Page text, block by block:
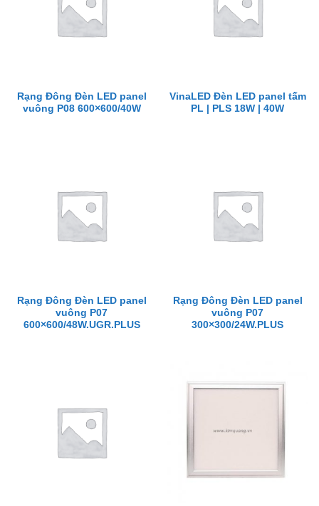
Rạng Đông Đèn LED panel
vuông P08 600×600/40W
VinaLED Đèn LED panel tấm
PL | PLS 18W | 40W
Rạng Đông Đèn LED panel
vuông P07
600×600/48W.UGR.PLUS
Rạng Đông Đèn LED panel
vuông P07
300×300/24W.PLUS